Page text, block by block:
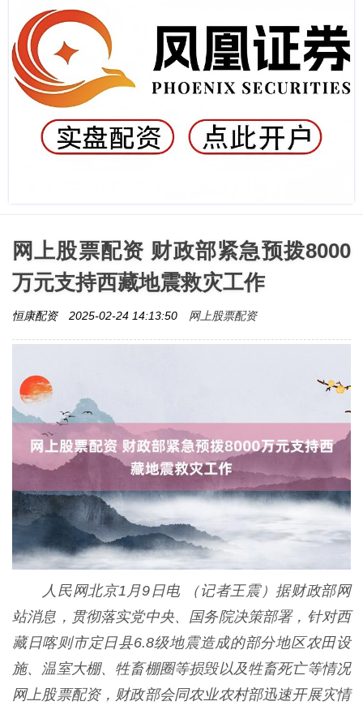
网上股票配资 财政部紧急预拨8000
万元支持西藏地震救灾工作
恒康配资 2025-02-24 14:13:50 网上股票配资
人民网北京1月9日电 （记者王震）据财政部网
站消息，贯彻落实党中央、国务院决策部署，针对西
藏日喀则市定日县6.8级地震造成的部分地区农田设
施、温室大棚、牲畜棚圈等损毁以及牲畜死亡等情况
网上股票配资，财政部会同农业农村部迅速开展灾情